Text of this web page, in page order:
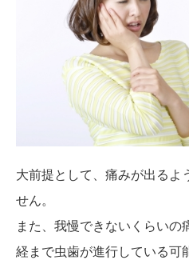
大前提として、痛みが出るよ
せん。
また、我慢できないくらいの
経まで虫歯が進行している可